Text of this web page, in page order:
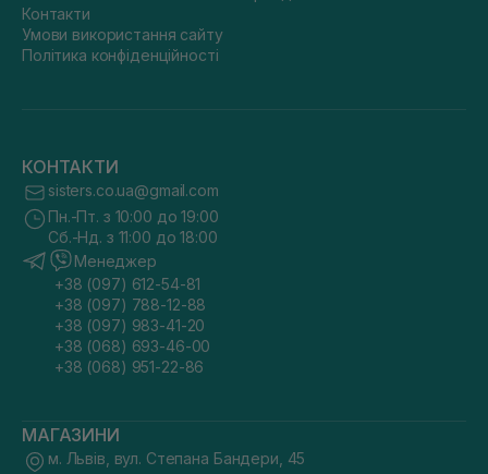
Контакти
Умови використання сайту
Політика конфіденційності
КОНТАКТИ
sisters.co.ua@gmail.com
Пн.-Пт. з 10:00 до 19:00
Сб.-Нд. з 11:00 до 18:00
Менеджер
+38 (097) 612-54-81
+38 (097) 788-12-88
+38 (097) 983-41-20
+38 (068) 693-46-00
+38 (068) 951-22-86
МАГАЗИНИ
м. Львів, вул. Степана Бандери, 45